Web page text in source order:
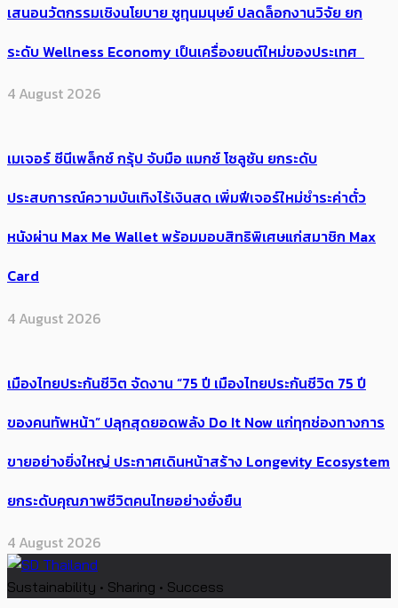
เสนอนวัตกรรมเชิงนโยบาย ชูทุนมนุษย์ ปลดล็อกงานวิจัย ยก
ระดับ Wellness Economy เป็นเครื่องยนต์ใหม่ของประเทศ
4 August 2026
เมเจอร์ ซีนีเพล็กซ์ กรุ้ป จับมือ แมกซ์ โซลูชัน ยกระดับ
ประสบการณ์ความบันเทิงไร้เงินสด เพิ่มฟีเจอร์ใหม่ชำระค่าตั๋ว
หนังผ่าน Max Me Wallet พร้อมมอบสิทธิพิเศษแก่สมาชิก Max
Card
4 August 2026
เมืองไทยประกันชีวิต จัดงาน “75 ปี เมืองไทยประกันชีวิต 75 ปี
ของคนทัพหน้า” ปลุกสุดยอดพลัง Do It Now แก่ทุกช่องทางการ
ขายอย่างยิ่งใหญ่ ประกาศเดินหน้าสร้าง Longevity Ecosystem
ยกระดับคุณภาพชีวิตคนไทยอย่างยั่งยืน
4 August 2026
Sustainability • Sharing • Success